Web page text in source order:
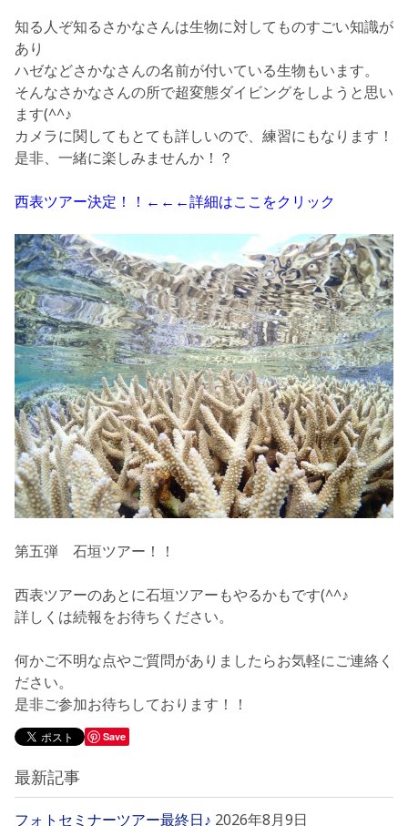
知る人ぞ知るさかなさんは生物に対してものすごい知識が
あり
ハゼなどさかなさんの名前が付いている生物もいます。
そんなさかなさんの所で超変態ダイビングをしようと思い
ます(^^♪
カメラに関してもとても詳しいので、練習にもなります！
是非、一緒に楽しみませんか！？
西表ツアー決定！！←←←詳細はここをクリック
第五弾 石垣ツアー！！
西表ツアーのあとに石垣ツアーもやるかもです(^^♪
詳しくは続報をお待ちください。
何かご不明な点やご質問がありましたらお気軽にご連絡く
ださい。
是非ご参加お待ちしております！！
Save
最新記事
フォトセミナーツアー最終日♪ 2026年8月9日